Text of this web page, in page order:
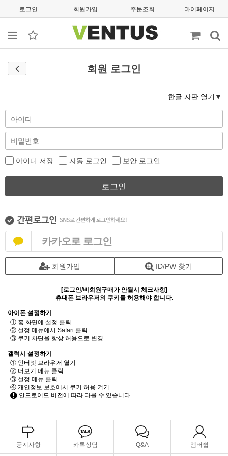
로그인 회원가입 주문조회 마이페이지
회원 로그인
한글 자판 열기
아이디 저장 자동 로그인 보안 로그인
로그인
카카오로 로그인
회원가입 ID/PW 찾기
[로그인/비회원구매가 안될시 체크사항]
휴대폰 브라우저의 쿠키를 허용해야 합니다.
아이폰 설정하기
① 홈 화면에 설정 클릭
② 설정 메뉴에서 Safari 클릭
③ 쿠키 차단을 항상 허용으로 변경
갤럭시 설정하기
① 인터넷 브라우저 열기
② 더보기 메뉴 클릭
③ 설정 메뉴 클릭
④ 개인정보 보호에서 쿠키 허용 켜기
안드로이드 버전에 따라 다를 수 있습니다.
공지사항 카톡상담 Q&A 멤버쉽